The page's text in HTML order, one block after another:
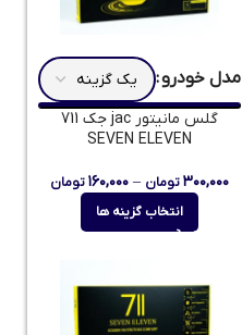
مدل خودرو
گلس مانیتور jac جک 711
SEVEN ELEVEN
۳۰۰,۰۰۰تومان – ۱۶۰,۰۰۰تومان
انتخاب گزینه ها